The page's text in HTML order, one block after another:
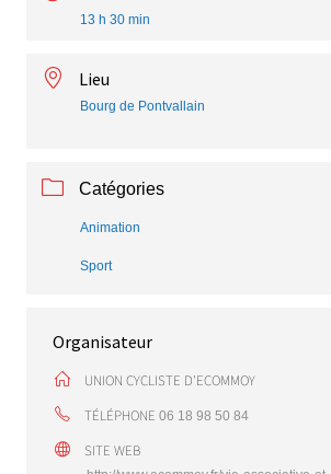
13 h 30 min
Lieu
Bourg de Pontvallain
Catégories
Animation
Sport
Organisateur
UNION CYCLISTE D'ECOMMOY
TÉLÉPHONE 06 18 98 50 84
SITE WEB